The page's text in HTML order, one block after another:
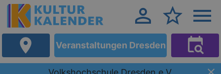
Veranstaltungen Dresden